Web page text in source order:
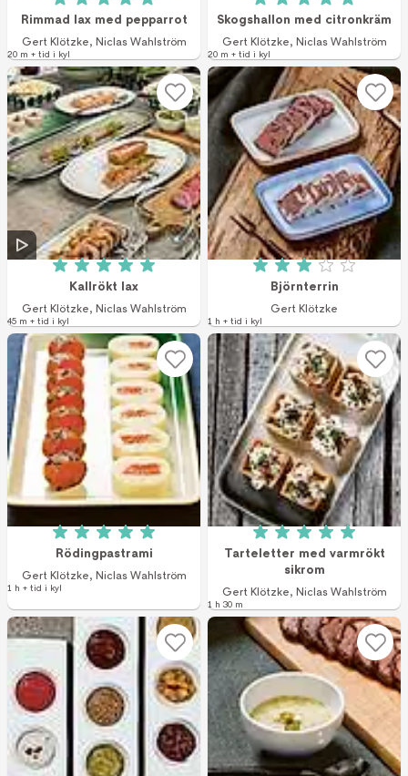
Betyg: 5 av 5 (1 röster)
Rimmad lax med pepparrot
Gert Klötzke, Niclas Wahlström
20 m + tid i kyl
Betyg: 5 av 5 (1
Skogshallon med citronkräm
Gert Klötzke, Niclas Wahlström
20 m + tid i kyl
Betyg: 5 av 5 (1 röster)
Kallrökt lax
Gert Klötzke, Niclas Wahlström
45 m + tid i kyl
Betyg: 3 av 5 (2
Björnterrin
Gert Klötzke
1 h + tid i kyl
Betyg: 5 av 5 (2 röster)
Rödingpastrami
Gert Klötzke, Niclas Wahlström
1 h + tid i kyl
Betyg: 5 av 5 (2
Tarteletter med varmrökt
sikrom
Gert Klötzke, Niclas Wahlström
1 h 30 m